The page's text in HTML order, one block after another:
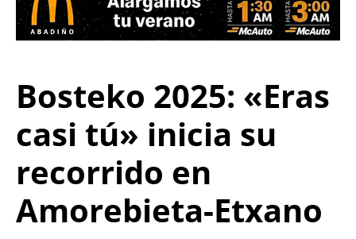
Bosteko 2025: «Eras
casi tú» inicia su
recorrido en
Amorebieta-Etxano